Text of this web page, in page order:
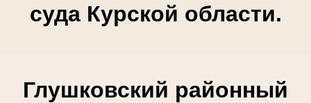
суда Курской области.
Глушковский районный